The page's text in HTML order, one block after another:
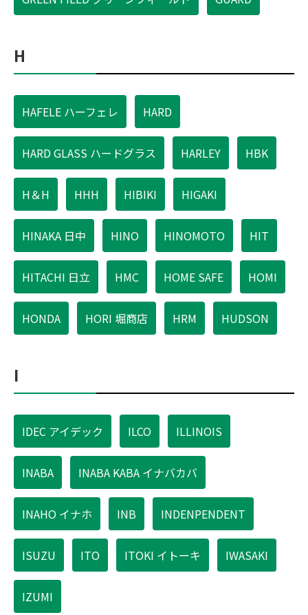
H
HAFELE ハーフェレ HARD
HARD GLASS ハードグラス HARLEY HBK
H＆H HHH HIBIKI HIGAKI
HINAKA 日中 HINO HINOMOTO HIT
HITACHI 日立 HMC HOME SAFE HOMI
HONDA HORI 堀商店 HRM HUDSON
I
IDEC アイデック ILCO ILLINOIS
INABA INABA KABA イナバカバ
INAHO イナホ INB INDENPENDENT
ISUZU ITO ITOKI イトーキ IWASAKI
IZUMI